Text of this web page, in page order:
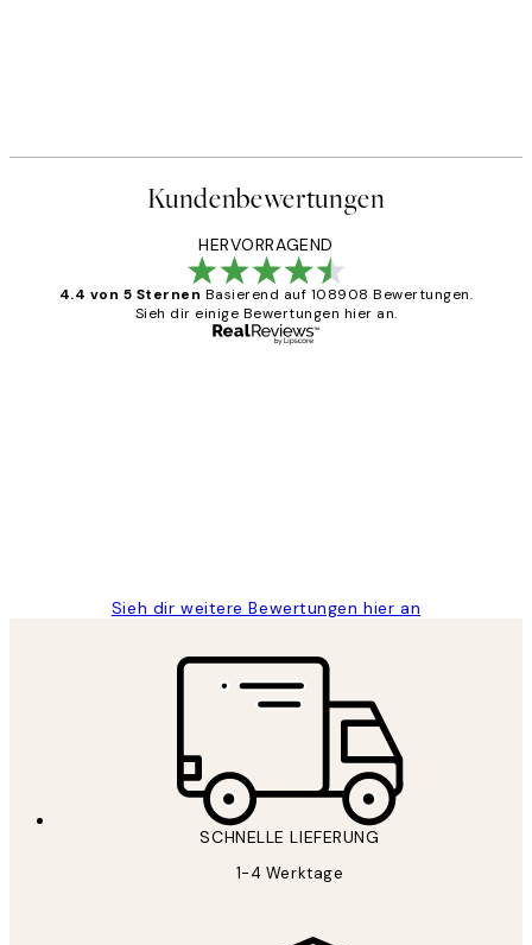
Kundenbewertungen
HERVORRAGEND
4.4 von 5 Sternen Basierend auf 108908 Bewertungen.
Sieh dir einige Bewertungen hier an.
Sieh dir weitere Bewertungen hier an
SCHNELLE LIEFERUNG
1-4 Werktage